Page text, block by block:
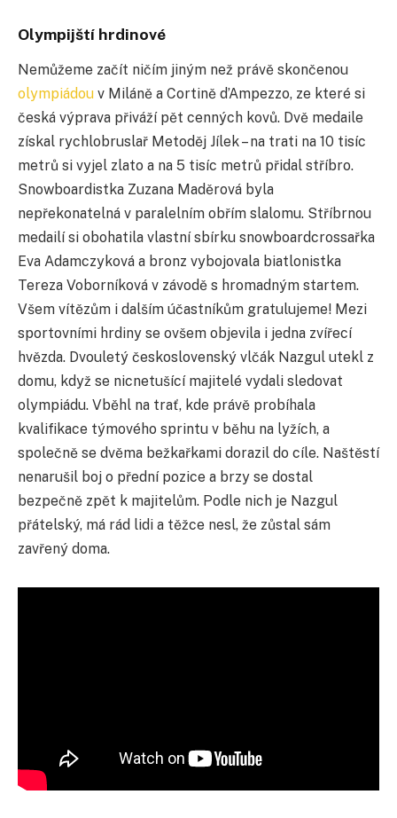
Olympijští hrdinové
Nemůžeme začít ničím jiným než právě skončenou
olympiádou v Miláně a Cortině d’Ampezzo, ze které si
česká výprava přiváží pět cenných kovů. Dvě medaile
získal rychlobruslař Metoděj Jílek – na trati na 10 tisíc
metrů si vyjel zlato a na 5 tisíc metrů přidal stříbro.
Snowboardistka Zuzana Maděrová byla
nepřekonatelná v paralelním obřím slalomu. Stříbrnou
medailí si obohatila vlastní sbírku snowboardcrossařka
Eva Adamczyková a bronz vybojovala biatlonistka
Tereza Voborníková v závodě s hromadným startem.
Všem vítězům i dalším účastníkům gratulujeme! Mezi
sportovními hrdiny se ovšem objevila i jedna zvířecí
hvězda. Dvouletý československý vlčák Nazgul utekl z
domu, když se nicnetušící majitelé vydali sledovat
olympiádu. Vběhl na trať, kde právě probíhala
kvalifikace týmového sprintu v běhu na lyžích, a
společně se dvěma bežkařkami dorazil do cíle. Naštěstí
nenarušil boj o přední pozice a brzy se dostal
bezpečně zpět k majitelům. Podle nich je Nazgul
přátelský, má rád lidi a těžce nesl, že zůstal sám
zavřený doma.